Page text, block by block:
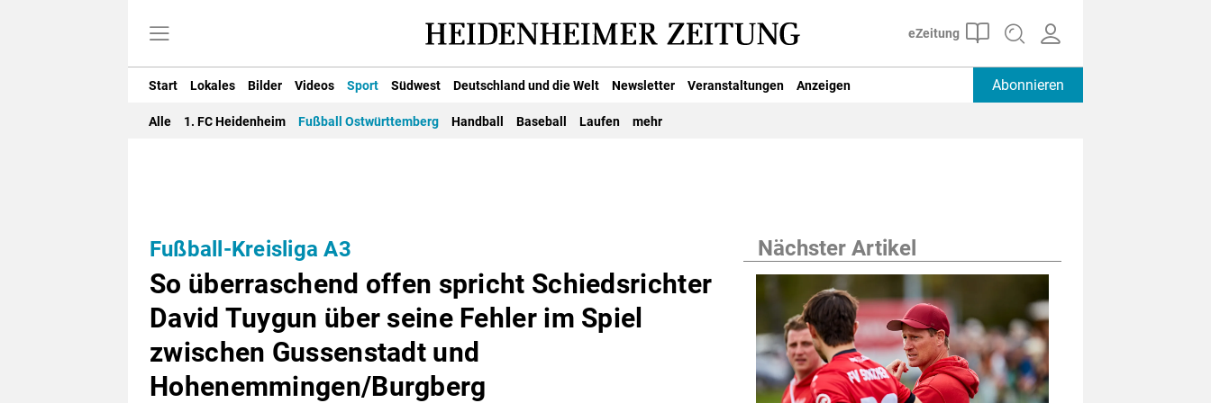
Start Lokales Bilder Videos Sport Südwest Deutschland und die Welt Newsletter Veranstaltungen Anzeigen Abonnieren
Alle 1. FC Heidenheim Fußball Ostwürttemberg Handball Baseball Laufen mehr
Fußball-Kreisliga A3
So überraschend offen spricht Schiedsrichter
David Tuygun über seine Fehler im Spiel
zwischen Gussenstadt und
Hohenemmingen/Burgberg
Nächster Artikel